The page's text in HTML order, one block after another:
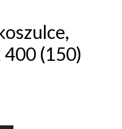
400 (150)